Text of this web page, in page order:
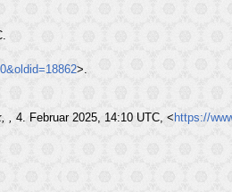
>.
, 4. Februar 2025, 14:10 UTC, < https://